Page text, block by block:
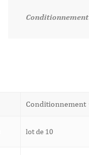
Conditionnement
Conditionnement
lot de 10